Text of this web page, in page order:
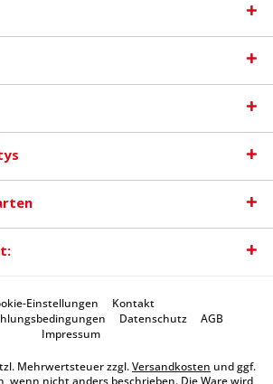
Einstellungen
Kontakt
Datenschutz
AGB
Impressum
Mehrwertsteuer zzgl.Versandkosten und ggf.
wenn nicht anders beschrieben. Die Ware wird